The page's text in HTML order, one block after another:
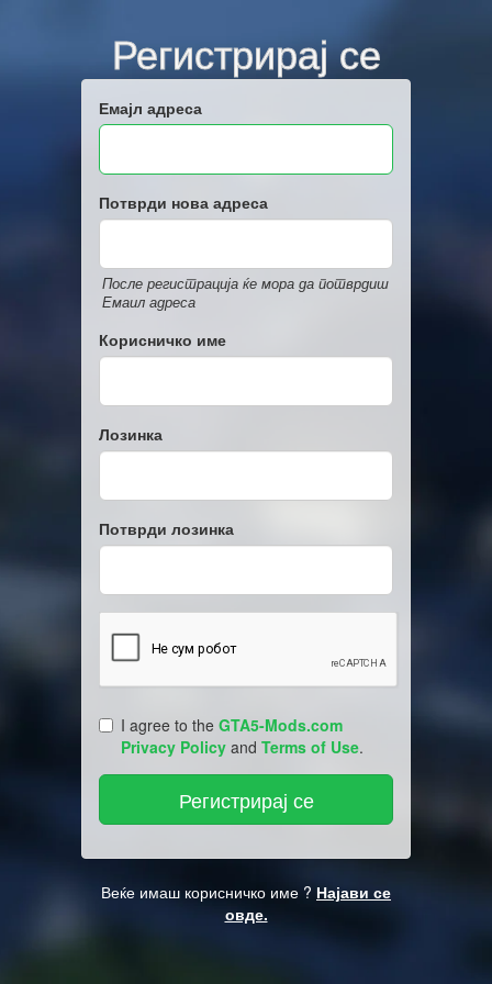
Регистрирај се
Емајл адреса
Потврди нова адреса
После регистрација ќе мора да потврдиш
Емаил адреса
Корисничко име
Лозинка
Потврди лозинка
I agree to the GTA5-Mods.com
Privacy Policy and Terms of Use.
Веќе имаш корисничко име ? Најави се
овде.